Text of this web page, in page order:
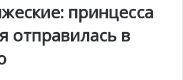
принцесса
отправилась в